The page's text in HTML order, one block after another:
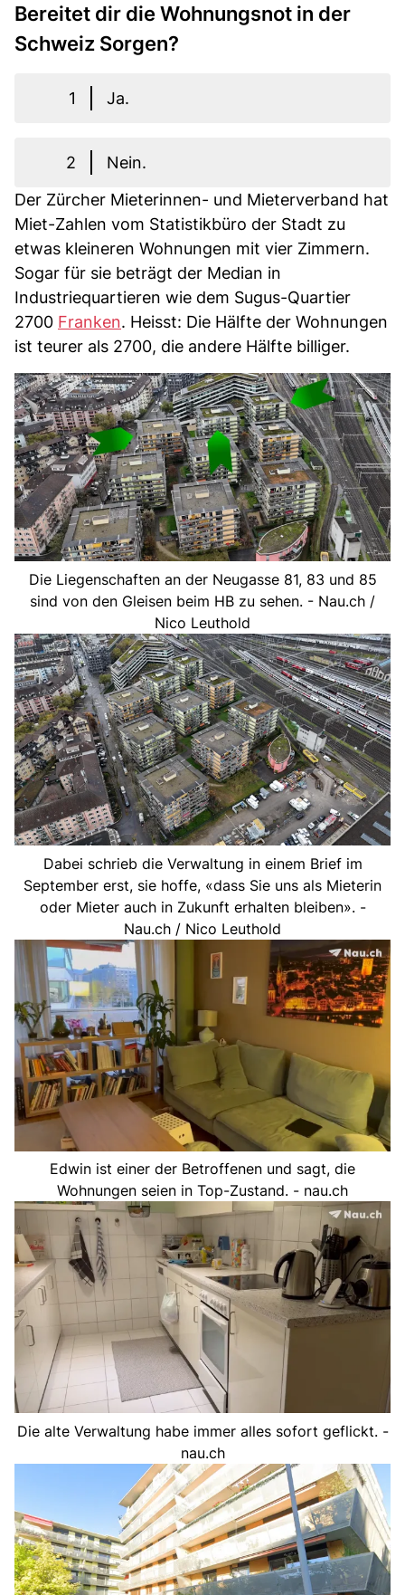
Bereitet dir die Wohnungsnot in der
Schweiz Sorgen?
1 Ja.
2
Nein.
Der Zürcher Mieterinnen- und Mieterverband hat
Miet-Zahlen vom Statistikbüro der Stadt zu
etwas kleineren Wohnungen mit vier Zimmern.
Sogar für sie beträgt der Median in
Industriequartieren wie dem Sugus-Quartier
2700 Franken. Heisst: Die Hälfte der Wohnungen
ist teurer als 2700, die andere Hälfte billiger.
Die Liegenschaften an der Neugasse 81, 83 und 85
sind von den Gleisen beim HB zu sehen. - Nau.ch /
Nico Leuthold
Dabei schrieb die Verwaltung in einem Brief im
September erst, sie hoffe, «dass Sie uns als Mieterin
oder Mieter auch in Zukunft erhalten bleiben». -
Nau.ch / Nico Leuthold
Edwin ist einer der Betroffenen und sagt, die
Wohnungen seien in Top-Zustand. - nau.ch
Die alte Verwaltung habe immer alles sofort geflickt. -
nau.ch